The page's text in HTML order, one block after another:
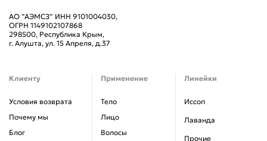
АО ”АЭМСЗ” ИНН 9101004030,
ОГРН 1149102107868
298500, Республика Крым,
г. Алушта, ул. 15 Апреля, д.37
Клиенту
Условия возврата
Почему мы
Блог
Применение
Тело
Лицо
Волосы
Линейки
Иссоп
Лаванда
Прочие